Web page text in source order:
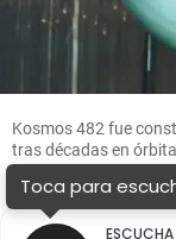
Kosmos 482 fue
tras décadas en
sobre el lugar exacto
Toca para
ESCUCHA